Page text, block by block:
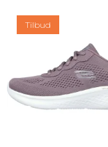
Tilbud